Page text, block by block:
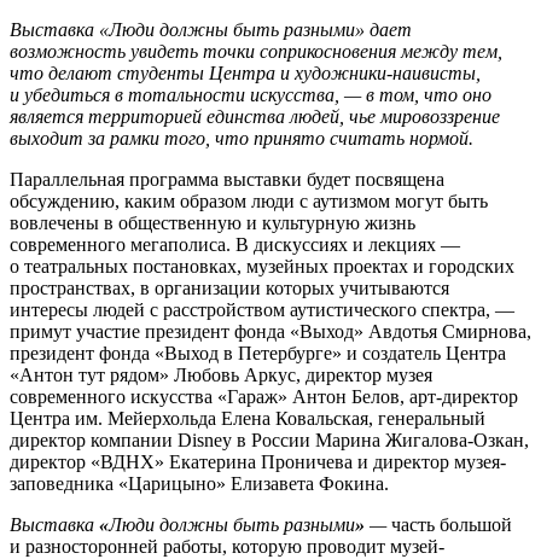
Выставка «Люди должны быть разными» дает
возможность увидеть точки соприкосновения между тем,
что делают студенты Центра и художники-наивисты,
и убедиться в тотальности искусства, — в том, что оно
является территорией единства людей, чье мировоззрение
выходит за рамки того, что принято считать нормой.
Параллельная программа выставки будет посвящена
обсуждению, каким образом люди с аутизмом могут быть
вовлечены в общественную и культурную жизнь
современного мегаполиса. В дискуссиях и лекциях —
о театральных постановках, музейных проектах и городских
пространствах, в организации которых учитываются
интересы людей с расстройством аутистического спектра, —
примут участие президент фонда «Выход» Авдотья Смирнова,
президент фонда «Выход в Петербурге» и создатель Центра
«Антон тут рядом» Любовь Аркус, директор музея
современного искусства «Гараж» Антон Белов, арт-директор
Центра им. Мейерхольда Елена Ковальская, генеральный
директор компании Disney в России Марина Жигалова-Озкан,
директор «ВДНХ» Екатерина Проничева и директор музея-
заповедника «Царицыно» Елизавета Фокина.
Выставка «Люди должны быть разными» —часть большой
и разносторонней работы, которую проводит музей-